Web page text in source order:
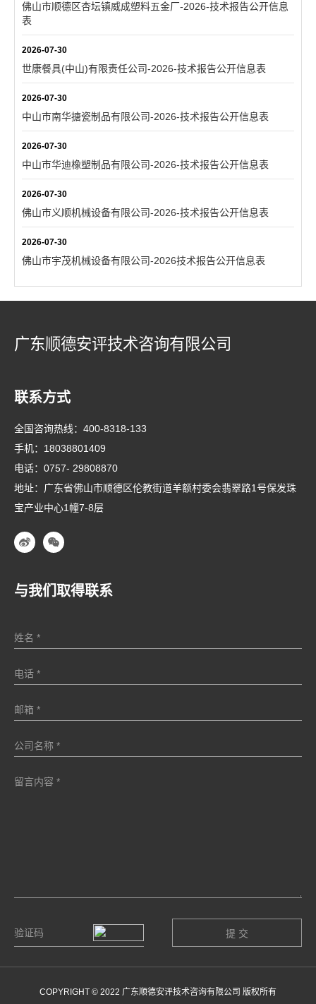
佛山市顺德区杏坛镇威成塑料五金厂-2026-技术报告公开信息
表
2026-07-30
世康餐具(中山)有限责任公司-2026-技术报告公开信息表
2026-07-30
中山市南华搪瓷制品有限公司-2026-技术报告公开信息表
2026-07-30
中山市华迪橡塑制品有限公司-2026-技术报告公开信息表
2026-07-30
佛山市义顺机械设备有限公司-2026-技术报告公开信息表
2026-07-30
佛山市宇茂机械设备有限公司-2026技术报告公开信息表
广东顺德安评技术咨询有限公司
联系方式
全国咨询热线： 400-8318-133
手机： 18038801409
电话： 0757- 29808870
地址：广东省佛山市顺德区伦教街道羊额村委会翡翠路1号保发珠
宝产业中心1幢7-8层
与我们取得联系
COPYRIGHT © 2022 广东顺德安评技术咨询有限公司 版权所有